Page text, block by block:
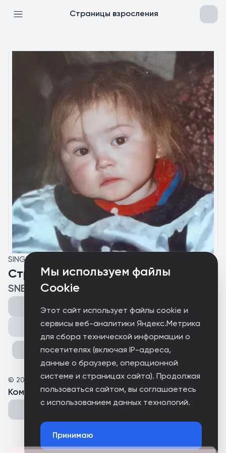
Мы используем файлы
Cookie
Этот сайт использует файлы cookie и
сервисы веб-аналитики Яндекс.Метрика
для сбора технической информации о
посетителях (включая IP-адреса,
данные о браузере, операционной
системе и страницах сайта). Продолжая
пользоваться сайтом, вы соглашаетесь
с использованием данных технологий.
Принимаю
Страницы взросления
SINGLE
Страницы взросления
SNEV
Поделиться
© 2025 SNEV
Комментарии(0 )
Could not connect to the server.
Could not connect to the server.